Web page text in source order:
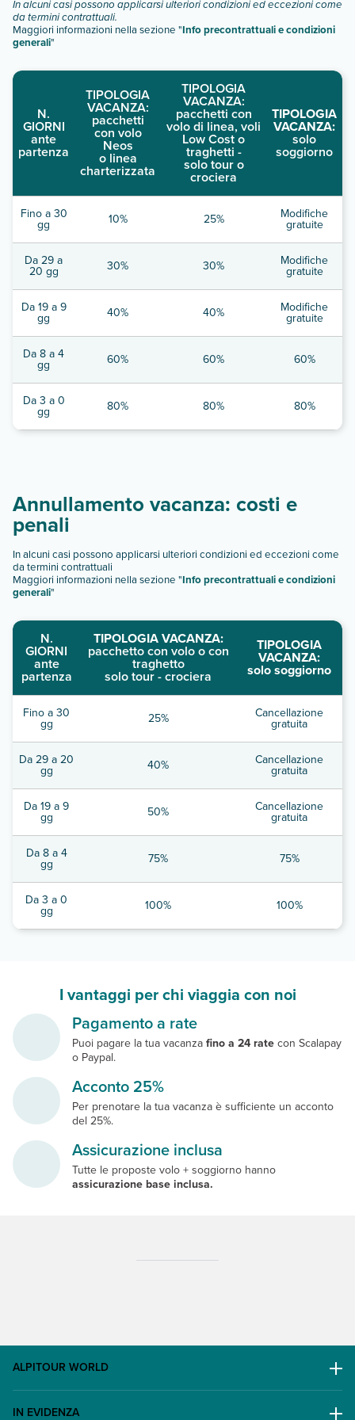
In alcuni casi possono applicarsi ulteriori condizioni ed eccezioni come
da termini contrattuali.
Maggiori informazioni nella sezione "Info precontrattuali e condizioni
generali"
N.
GIORNI
ante
partenza
TIPOLOGIA
VACANZA:
pacchetti
con volo
Neos
o linea
charterizzata
TIPOLOGIA
VACANZA:
pacchetti con
volo di linea, voli
Low Cost o
traghetti -
solo tour o
crociera
TIPOLOGIA
VACANZA:
solo
soggiorno
Fino a 30
gg 10% 25% Modifiche
gratuite
Da 29 a
20 gg 30% 30% Modifiche
gratuite
Da 19 a 9
gg 40% 40% Modifiche
gratuite
Da 8 a 4
gg 60% 60% 60%
Da 3 a 0
gg 80% 80% 80%
Annullamento vacanza: costi e
penali
In alcuni casi possono applicarsi ulteriori condizioni ed eccezioni come
da termini contrattuali
Maggiori informazioni nella sezione "Info precontrattuali e condizioni
generali"
N.
GIORNI
ante
partenza
TIPOLOGIA VACANZA:
pacchetto con volo o con
traghetto
solo tour - crociera
TIPOLOGIA
VACANZA:
solo soggiorno
Fino a 30
gg 25% Cancellazione
gratuita
Da 29 a 20
gg 40% Cancellazione
gratuita
Da 19 a 9
gg 50% Cancellazione
gratuita
Da 8 a 4
gg 75% 75%
Da 3 a 0
gg 100% 100%
I vantaggi per chi viaggia con noi
Pagamento a rate
Puoi pagare la tua vacanzafino a 24 ratecon Scalapay
o Paypal.
Acconto 25%
Per prenotare la tua vacanza è sufficiente un acconto
del 25%.
Assicurazione inclusa
Tutte le proposte volo + soggiorno hanno
assicurazione base inclusa.
ALPITOUR WORLD
AWARD
IN EVIDENZA